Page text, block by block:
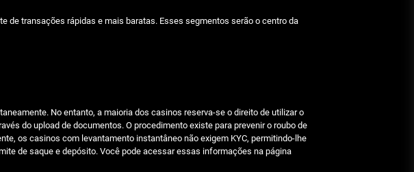
de transações rápidas e mais baratas. Esses segmentos serão o centro da
No entanto, a maioria dos casinos reserva-se o direito de utilizar o
do upload de documentos. O procedimento existe para prevenir o roubo de
os casinos com levantamento instantâneo não exigem KYC, permitindo-lhe
de saque e depósito. Você pode acessar essas informações na página